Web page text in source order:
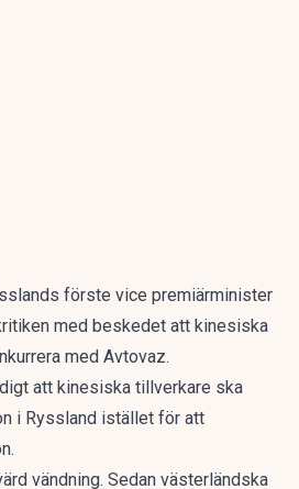
förste vice premiärminister
med beskedet att kinesiska
med Avtovaz.
att kinesiska tillverkare ska
i Ryssland istället för att
vändning. Sedan västerländska